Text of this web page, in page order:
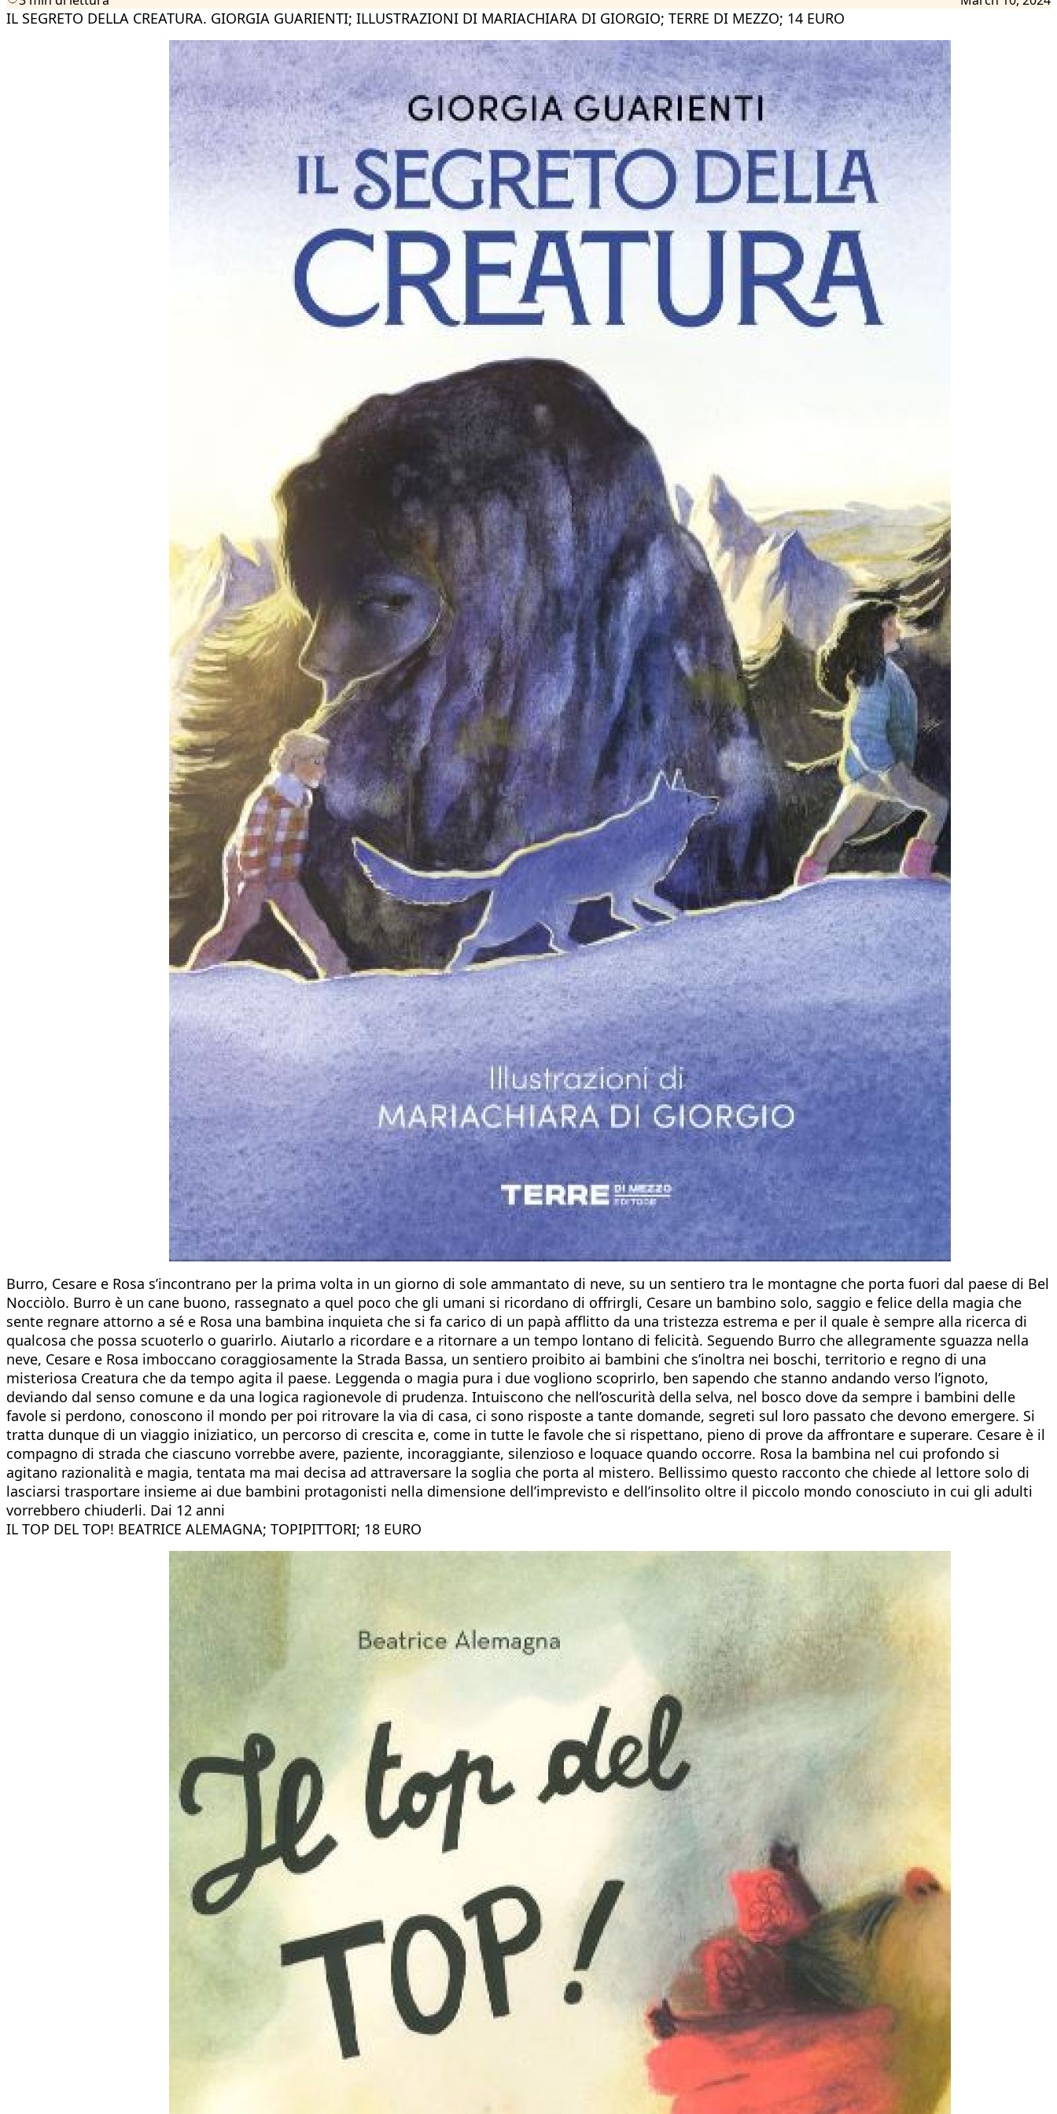
IL SEGRETO DELLA CREATURA. GIORGIA GUARIENTI; ILLUSTRAZIONI DI MARIACHIARA DI GIORGIO; TERRE DI MEZZO; 14 EURO
Burro, Cesare e Rosa s’incontrano per la prima volta in un giorno di sole ammantato di neve, su un sentiero tra le montagne che porta fuori dal paese di Bel
Nocciòlo. Burro è un cane buono, rassegnato a quel poco che gli umani si ricordano di offrirgli, Cesare un bambino solo, saggio e felice della magia che
sente regnare attorno a sé e Rosa una bambina inquieta che si fa carico di un papà afflitto da una tristezza estrema e per il quale è sempre alla ricerca di
qualcosa che possa scuoterlo o guarirlo. Aiutarlo a ricordare e a ritornare a un tempo lontano di felicità. Seguendo Burro che allegramente sguazza nella
neve, Cesare e Rosa imboccano coraggiosamente la Strada Bassa, un sentiero proibito ai bambini che s’inoltra nei boschi, territorio e regno di una
misteriosa Creatura che da tempo agita il paese. Leggenda o magia pura i due vogliono scoprirlo, ben sapendo che stanno andando verso l’ignoto,
deviando dal senso comune e da una logica ragionevole di prudenza. Intuiscono che nell’oscurità della selva, nel bosco dove da sempre i bambini delle
favole si perdono, conoscono il mondo per poi ritrovare la via di casa, ci sono risposte a tante domande, segreti sul loro passato che devono emergere. Si
tratta dunque di un viaggio iniziatico, un percorso di crescita e, come in tutte le favole che si rispettano, pieno di prove da affrontare e superare. Cesare è il
compagno di strada che ciascuno vorrebbe avere, paziente, incoraggiante, silenzioso e loquace quando occorre. Rosa la bambina nel cui profondo si
agitano razionalità e magia, tentata ma mai decisa ad attraversare la soglia che porta al mistero. Bellissimo questo racconto che chiede al lettore solo di
lasciarsi trasportare insieme ai due bambini protagonisti nella dimensione dell’imprevisto e dell’insolito oltre il piccolo mondo conosciuto in cui gli adulti
vorrebbero chiuderli. Dai 12 anni
IL TOP DEL TOP! BEATRICE ALEMAGNA; TOPIPITTORI; 18 EURO